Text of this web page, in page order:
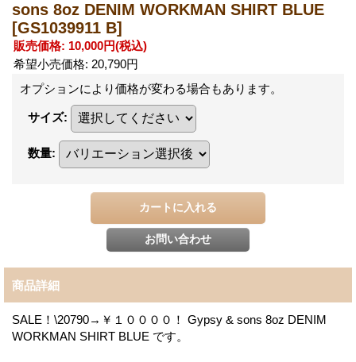
sons 8oz DENIM WORKMAN SHIRT BLUE
[GS1039911 B]
販売価格: 10,000円(税込)
希望小売価格: 20,790円
オプションにより価格が変わる場合もあります。
サイズ:
数量:
商品詳細
SALE！\20790→￥１００００！ Gypsy & sons 8oz DENIM
WORKMAN SHIRT BLUE です。